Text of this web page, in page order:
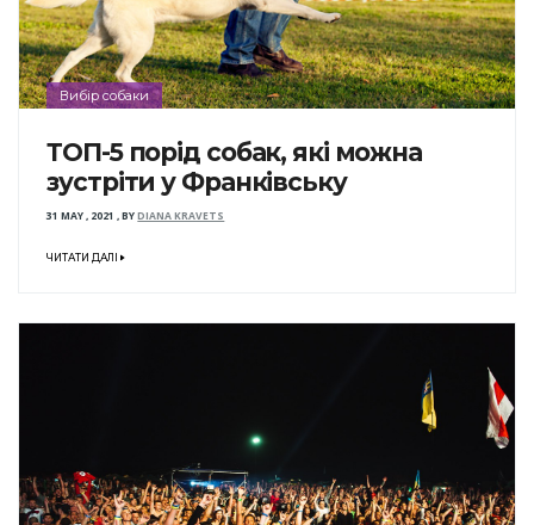
Вибір собаки
ТОП-5 порід собак, які можна
зустріти у Франківську
31 MAY , 2021 ,BYDIANA KRAVETS
ЧИТАТИ ДАЛІ